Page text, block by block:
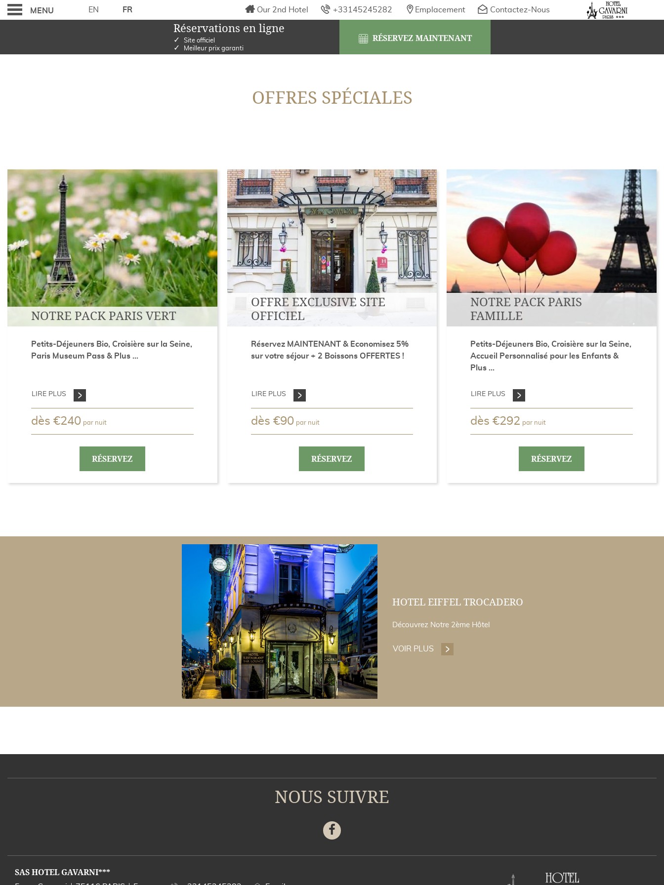
Our 2nd Hotel +33145245282 Emplacement Contactez-Nous
MENU EN FR
Réservations en ligne
✓ Site officiel
✓ Meilleur prix garanti
RÉSERVEZ MAINTENANT
OFFRES SPÉCIALES
OFFRES SPÉCIALES
NOTRE PACK PARIS VERT
Petits-Déjeuners Bio, Croisière sur la Seine,
Paris Museum Pass & Plus ...
LIRE PLUS
dès €240 par nuit
RÉSERVEZ
OFFRE EXCLUSIVE SITE
OFFICIEL
Réservez MAINTENANT & Economisez 5%
sur votre séjour + 2 Boissons OFFERTES !
LIRE PLUS
dès €90 par nuit
RÉSERVEZ
NOTRE PACK PARIS
FAMILLE
Petits-Déjeuners Bio, Croisière sur la Seine,
Accueil Personnalisé pour les Enfants &
Plus ...
LIRE PLUS
dès€292 par nuit
RÉSERVEZ
HOTEL EIFFEL TROCADERO
Découvrez Notre 2ème Hôtel
VOIR PLUS HOTEL EIFFEL TROCADERO
ADRESSE
SAS HOTEL GAVARNI***
NOUS SUIVRE
Facebook